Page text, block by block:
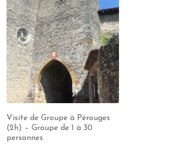
Visite de Groupe à Pérouges
(2h) – Groupe de 1 à 30
personnes